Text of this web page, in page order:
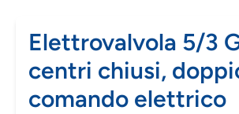
Elettrovalvola 5/3
centri chiusi,
comando elettrico